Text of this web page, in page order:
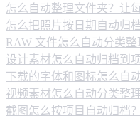
怎么自动整理文件夹？让
怎么把照片按日期自动归
RAW 文件怎么自动分类
设计素材怎么自动归档到
下载的字体和图标怎么自
视频素材怎么自动分类整
截图怎么按项目自动归档